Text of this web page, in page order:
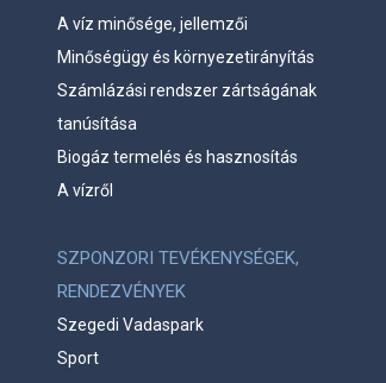
A víz minősége, jellemzői
Minőségügy és környezetirányítás
Számlázási rendszer zártságának
tanúsítása
Biogáz termelés és hasznosítás
A vízről
SZPONZORI TEVÉKENYSÉGEK,
RENDEZVÉNYEK
Szegedi Vadaspark
Sport